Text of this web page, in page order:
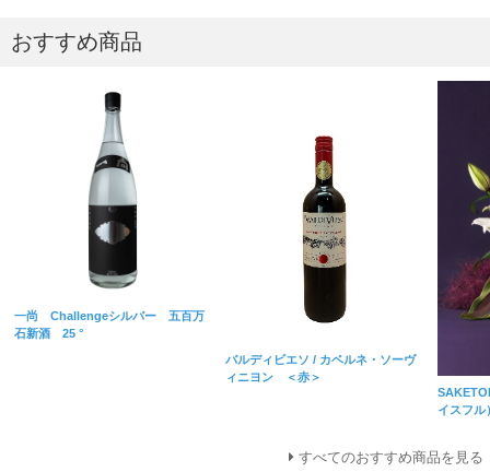
おすすめ商品
一尚 Challengeシルバー 五百万
石新酒 25 °
バルディビエソ / カベルネ・ソーヴ
ィニヨン ＜赤＞
イスフル
すべてのおすすめ商品を見る